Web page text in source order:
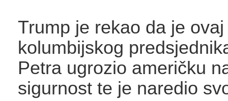
Trump je rekao da je
kolumbijskog
Petra ugrozio američku
sigurnost te je naredio